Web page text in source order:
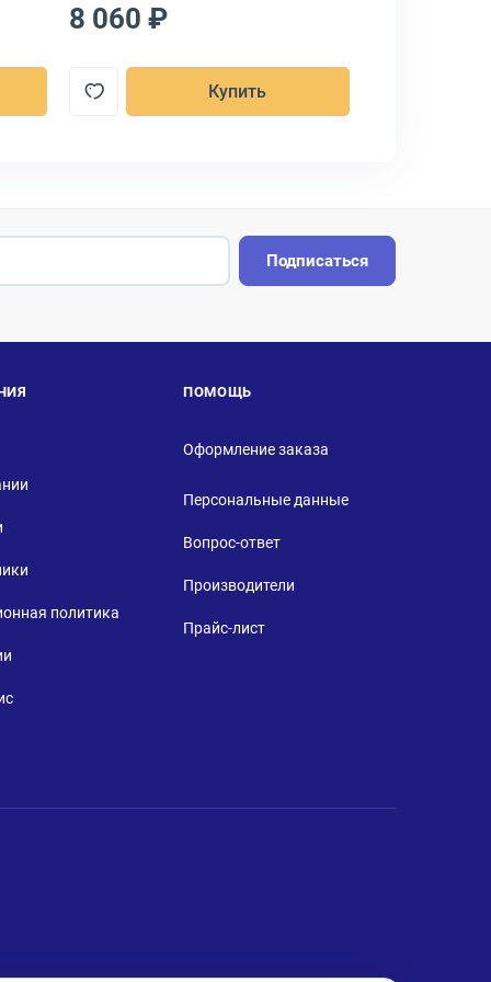
8 060 ₽
Купить
Подписаться
политика
ПОМОЩЬ
Оформление заказа
Персональные данные
Вопрос-ответ
Производители
Прайс-лист